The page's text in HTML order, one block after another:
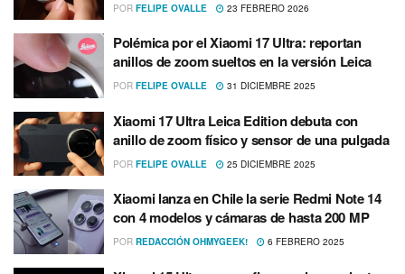
POR FELIPE OVALLE 23 FEBRERO 2026
Polémica por el Xiaomi 17 Ultra: reportan
anillos de zoom sueltos en la versión Leica
POR FELIPE OVALLE 31 DICIEMBRE 2025
Xiaomi 17 Ultra Leica Edition debuta con
anillo de zoom físico y sensor de una pulgada
POR FELIPE OVALLE 25 DICIEMBRE 2025
Xiaomi lanza en Chile la serie Redmi Note 14
con 4 modelos y cámaras de hasta 200 MP
POR REDACCIÓN OHMYGEEK! 6 FEBRERO 2025